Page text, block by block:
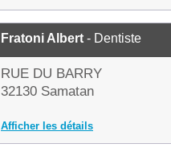
Fratoni Albert - Dentiste
RUE DU BARRY
32130 Samatan
Afficher les détails